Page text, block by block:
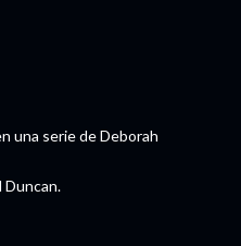
una serie de Deborah
Duncan.